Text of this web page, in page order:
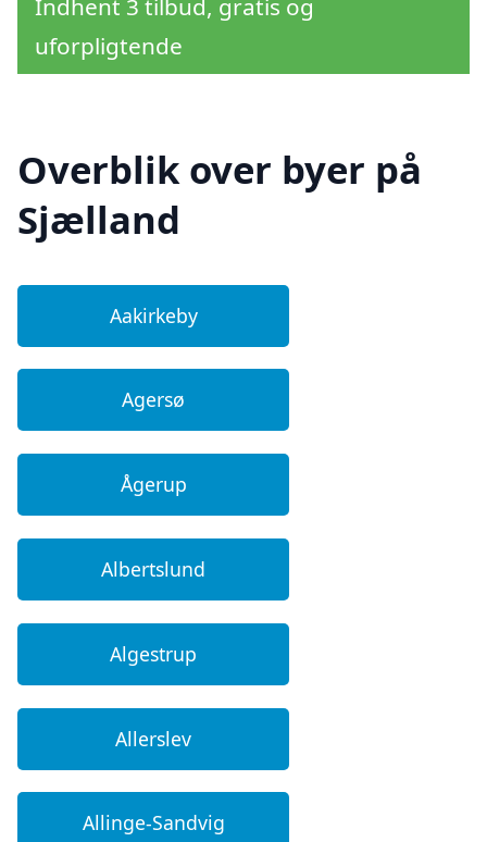
Indhent 3 tilbud, gratis og
uforpligtende
Overblik over byer på
Sjælland
Aakirkeby
Agersø
Ågerup
Albertslund
Algestrup
Allerslev
Allinge-Sandvig